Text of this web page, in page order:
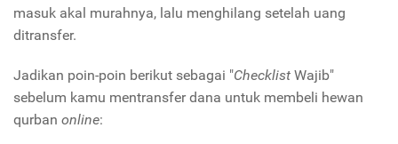
masuk akal murahnya, lalu menghilang setelah uang
ditransfer.
Jadikan poin-poin berikut sebagai "Checklist Wajib"
sebelum kamu mentransfer dana untuk membeli hewan
qurban online: